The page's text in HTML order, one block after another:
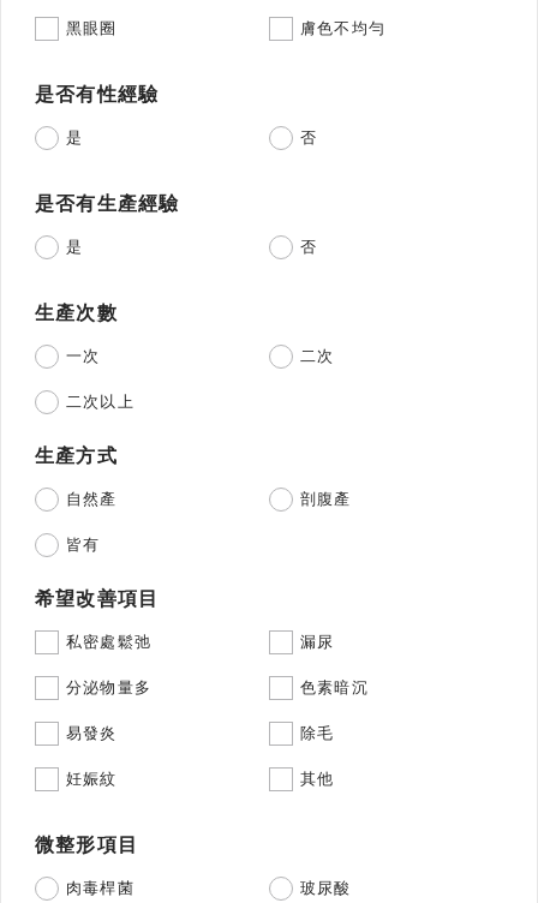
黑眼圈 膚色不均勻
是否有性經驗
是 否
是否有生產經驗
是 否
生產次數
一次 二次
二次以上
生產方式
自然產 剖腹產
皆有
希望改善項目
私密處鬆弛 漏尿
分泌物量多 色素暗沉
易發炎 除毛
妊娠紋 其他
微整形項目
肉毒桿菌 玻尿酸